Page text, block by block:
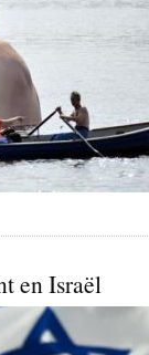
en Israël